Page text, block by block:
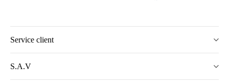
Service client
S.A.V